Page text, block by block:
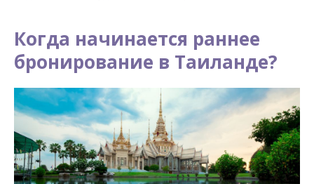
Когда начинается раннее
бронирование в Таиланде?